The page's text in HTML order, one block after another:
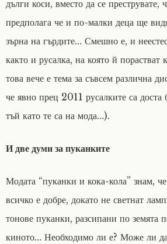
дълги коси, вместо да се преструвате,
предполага че и по-малки деца ще
зърна на гърдите… Смешно е, и
както и русалка, на която й порастват
това вече е тема за съвсем различна
че явно прец 2011 русалките са доста
тъй като те са на мода…).
И две думи за пуканките
Модата “пуканки и кока-кола” знам,
всичко е добре, докато не светнат
тонове пуканки, разсипани по земята
киното… Необходимо ли е? Може ли да